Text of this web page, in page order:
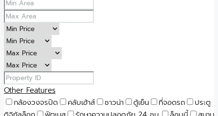
Other Features
กล้องวงจรปิด
คลับเฮ้าส์ ซาวน่า ตู้เย็น ที่จอดรถ
ประตู